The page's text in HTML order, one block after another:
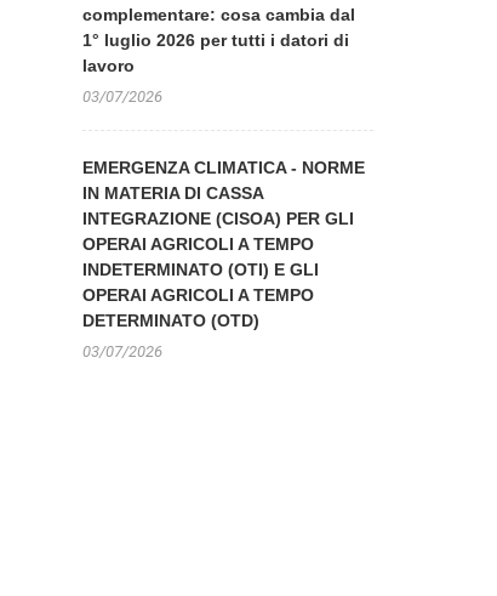
complementare: cosa cambia dal
1° luglio 2026 per tutti i datori di
lavoro
03/07/2026
EMERGENZA CLIMATICA - NORME
IN MATERIA DI CASSA
INTEGRAZIONE (CISOA) PER GLI
OPERAI AGRICOLI A TEMPO
INDETERMINATO (OTI) E GLI
OPERAI AGRICOLI A TEMPO
DETERMINATO (OTD)
03/07/2026